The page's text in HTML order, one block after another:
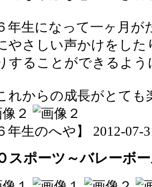
生になって一ヶ月が
やさしい声かけをし
することができるよ
からの成長がとても
年生のへや】 2012-07-
スポーツ～バレーボ